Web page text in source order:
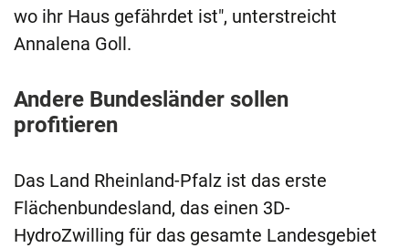
wo ihr Haus gefährdet ist", unterstreicht
Annalena Goll.
Andere Bundesländer sollen
profitieren
Das Land Rheinland-Pfalz ist das erste
Flächenbundesland, das einen 3D-
HydroZwilling für das gesamte Landesgebiet